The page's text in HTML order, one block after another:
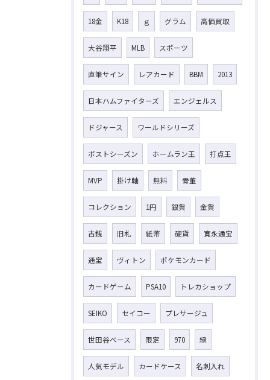
18金 K18 ｇ グラム 高価買取
大谷翔平 MLB スポーツ
直筆サイン レアカード BBM 2013
日本ハムファイターズ エンジェルス
ドジャース ワールドシリーズ
ポストシーズン ホームラン王 打点王
MVP 掛け軸 無料 骨董
コレクション 1円 銀貨 金貨
古銭 旧札 紙幣 硬貨 寛永通宝
通宝 ヴィトン ポケモンカード
カードゲーム PSA10 トレカショップ
SEIKO セイコー プレサージュ
世田谷ベース 限定 970 緑
人気モデル カードケース 名刺入れ